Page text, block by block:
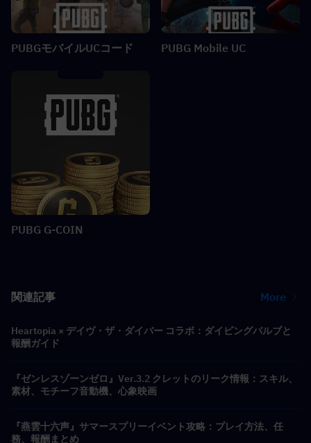
PUBGモバイルUCコード PUBG Mobile UC
PUBG G-COIN
関連記事 More
Heartopia × デイヴ・ザ・ダイバー コラボ：ダイビングバルブと
報酬ガイド
『ゼンレスゾーンゼロ』Ver.3.2 クレットのリーク情報：スキル、
素材、モチーフ音動機、心象映画
『燕雲十六声』サマースプリーイベント攻略：プレイ方法、任
務、報酬まとめ